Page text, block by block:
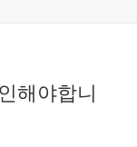
해야합니